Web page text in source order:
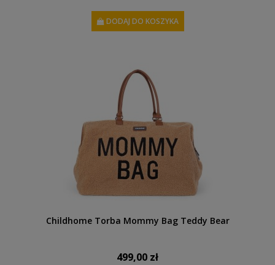
DODAJ DO KOSZYKA
Childhome Torba Mommy Bag Teddy Bear
499,00 zł